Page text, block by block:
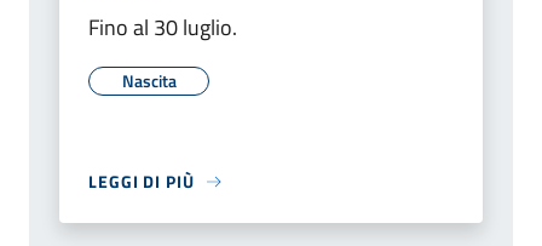
Fino al 30 luglio.
Nascita
LEGGI DI PIÙ